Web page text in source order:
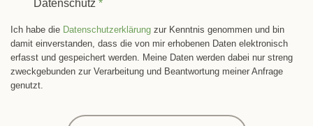
Datenschutz *
Ich habe die Datenschutzerklärung zur Kenntnis genommen und bin
damit einverstanden, dass die von mir erhobenen Daten elektronisch
erfasst und gespeichert werden. Meine Daten werden dabei nur streng
zweckgebunden zur Verarbeitung und Beantwortung meiner Anfrage
genutzt.